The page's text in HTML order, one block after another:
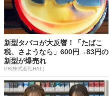
新型タバコが大反響！「たばこ
税、さようなら」600円→83円の
新型が爆売れ
PR(株式会社HAL)